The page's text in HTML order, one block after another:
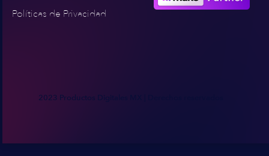
Políticas de Privacidad
2023 Productos Digitales MX | Derechos reservados